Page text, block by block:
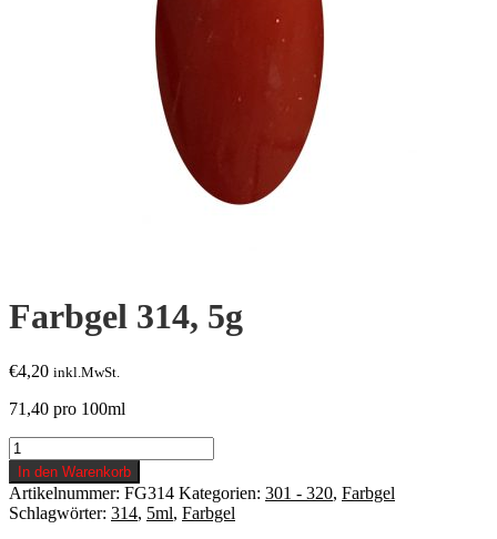
Farbgel 314, 5g
€4,20 inkl.MwSt.
71,40 pro 100ml
Farbgel
314,
5g
Menge
In den Warenkorb
Artikelnummer: FG314 Kategorien: 301 - 320, Farbgel
Schlagwörter: 314, 5ml, Farbgel